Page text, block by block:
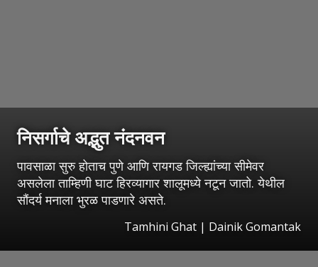
निसर्गाचे अद्भुत नंदनवन
पावसाळा सुरु होताच पुणे आणि रायगड जिल्ह्यांच्या सीमेवर
असलेला ताम्हिणी घाट हिरव्यागार शालूमध्ये नटून जातो. येथील
सौंदर्य मनाला भुरळ पाडणारे असते.
Tamhini Ghat | Dainik Gomantak